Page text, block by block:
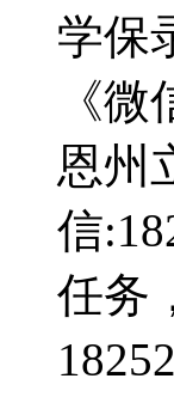
学保
《
恩州
信
任务